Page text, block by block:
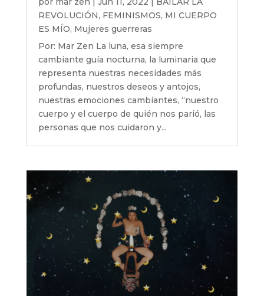
REVOLUCIÓN, FEMINISMOS, MI CUERPO
ES MÍO, Mujeres guerreras
Por: Mar Zen La luna, esa siempre
cambiante guía nocturna, la luminaria que
representa nuestras necesidades más
profundas, nuestros deseos y antojos,
nuestras emociones cambiantes, “nuestro
cuerpo y el cuerpo de quién nos parió, las
personas que nos cuidaron y...